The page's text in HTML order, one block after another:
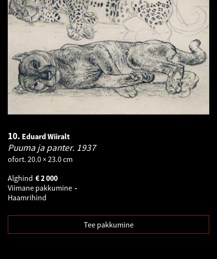
10. Eduard Wiiralt
Puuma ja panter. 1937
ofort. 20.0 × 23.0 cm
Alghind
2 000
€
Viimane pakkumine -
Haamrihind
Tee pakkumine